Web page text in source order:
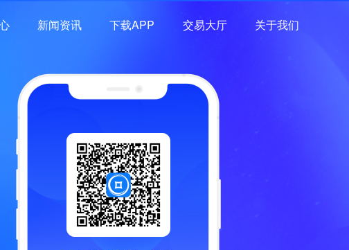
新闻资讯 下载APP 交易大厅 关于我们